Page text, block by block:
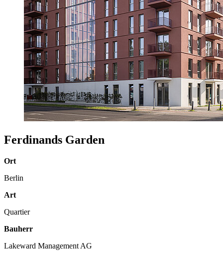
Ferdinands Garden
Ort
Berlin
Art
Quartier
Bauherr
Lakeward Management AG